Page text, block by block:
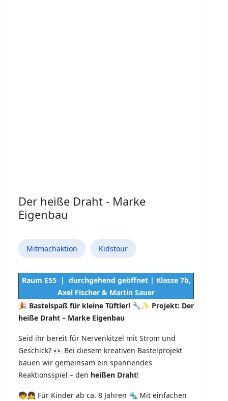
Der heiße Draht - Marke
Eigenbau
Mitmachaktion Kidstour
Raum E55 | durchgehend geöffnet | Klasse 7b,
Axel Fischer & Martin Sauer
🎉 Bastelspaß für kleine Tüftler! 🔧✨ Projekt: Der
heiße Draht – Marke Eigenbau
Seid ihr bereit für Nervenkitzel mit Strom und
Geschick? 👀 Bei diesem kreativen Bastelprojekt
bauen wir gemeinsam ein spannendes
Reaktionsspiel – den heißen Draht!
🧒👧 Für Kinder ab ca. 8 Jahren 🔩 Mit einfachen